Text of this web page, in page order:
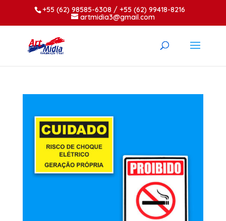
+55 (62) 98585-6308 / +55 (62) 99418-8216
artmidia3@gmail.com